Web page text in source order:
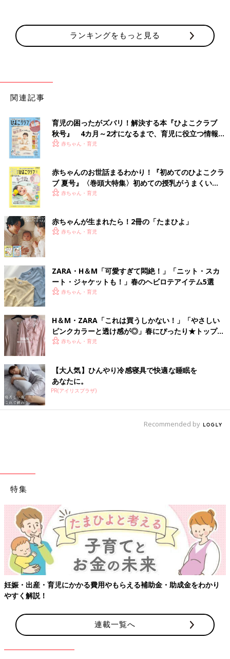
ランキングをもっと見る
関連記事
育児の困ったがズバリ！解決する本『ひよこクラブ
秋号』 4カ月～2才になるまで、育児に役立つ情報が
いっぱい！
赤ちゃん・育児
赤ちゃんのお世話まるわかり！『初めてのひよこクラ
ブ 夏号』〈巻頭大特集〉初めての授乳がうまくい
く！ おっぱい・ミルクの基本と夏のトラブル 解決テ
赤ちゃん・育児
赤ちゃんが生まれたら！2冊の「たまひよ」
赤ちゃん・育児
ZARA・H＆М「可愛すぎて悶絶！」「ニット・スカ
ート・ジャケットも！」春のヘビロテアイテム5選
赤ちゃん・育児
H＆М・ZARA「これは買うしかない！」「やさしい
ピンクカラーと透け感が◎」春にぴったり★トップス
4選赤ちゃん・育児
【大人気】ひんやり冷感寝具で快適な睡眠を
あなたに。
PR(アイリスプラザ)
Recommended by
特集
かかる費用やもらえる補助金・助成金をわかり
【ワクチン接種
連載一覧へ